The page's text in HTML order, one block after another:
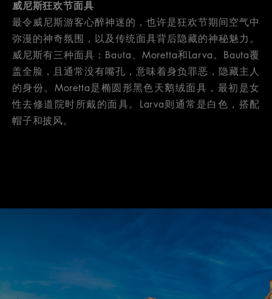
威尼斯狂欢节面具
最令威尼斯游客心醉神迷的，也许是狂欢节期间空气中
弥漫的神奇氛围，以及传统面具背后隐藏的神秘魅力。
威尼斯有三种面具：Bauta、Moretta和Larva。Bauta覆
盖全脸，且通常没有嘴孔，意味着身负罪恶，隐藏主人
的身份。Moretta是椭圆形黑色天鹅绒面具，最初是女
性去修道院时所戴的面具。Larva则通常是白色，搭配
帽子和披风。